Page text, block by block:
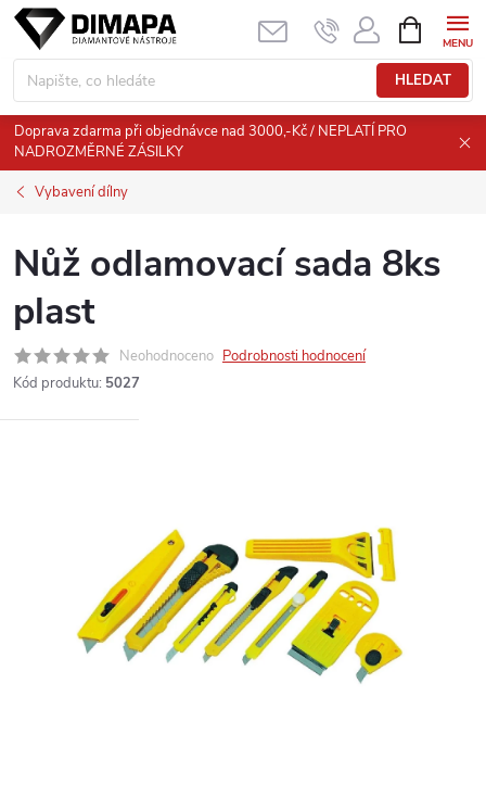
Přejít
obsah
HLEDAT
NÁKUPNÍ
KOŠÍK
Doprava zdarma při objednávce nad 3000,-Kč / NEPLATÍ PRO
NADROZMĚRNÉ ZÁSILKY
Vybavení dílny
Nůž odlamovací sada 8ks
plast
Neohodnoceno Podrobnosti hodnocení
Kód produktu: 5027